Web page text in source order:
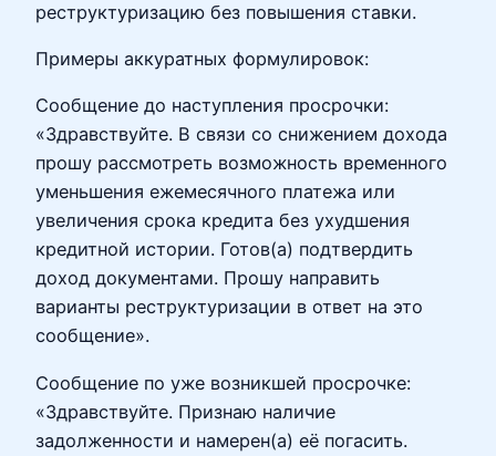
реструктуризацию без повышения ставки.
Примеры аккуратных формулировок:
Сообщение до наступления просрочки:
«Здравствуйте. В связи со снижением дохода
прошу рассмотреть возможность временного
уменьшения ежемесячного платежа или
увеличения срока кредита без ухудшения
кредитной истории. Готов(а) подтвердить
доход документами. Прошу направить
варианты реструктуризации в ответ на это
сообщение».
Сообщение по уже возникшей просрочке:
«Здравствуйте. Признаю наличие
задолженности и намерен(а) её погасить.